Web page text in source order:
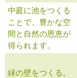
中庭に池をつくる
ことで、豊かな空
間と自然の恩恵が
得られます。
緑の壁をつくる。